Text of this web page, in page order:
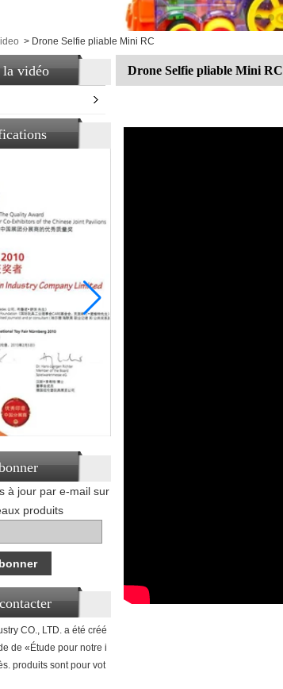
> Drone Selfie pliable Mini RC
la vidéo
à jour par e-mail sur
produits
CO., LTD. a été créé
de «Étude pour notre i
produits sont pour vot
Drone Selfie pliable Mini RC